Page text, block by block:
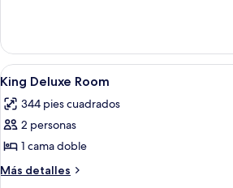
Abrir
todas
las
fotos
de
King
3
King Deluxe Room
344 pies cuadrados
2 personas
1 cama doble
Más detalles
Más